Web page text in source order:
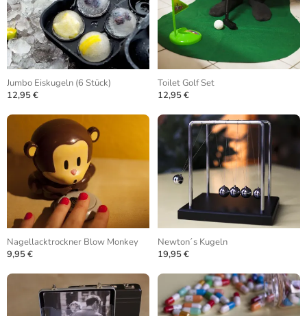
Jumbo Eiskugeln (6 Stück)
12,95 €
Toilet Golf Set
12,95 €
Nagellacktrockner Blow Monkey
9,95 €
Newton´s Kugeln
19,95 €